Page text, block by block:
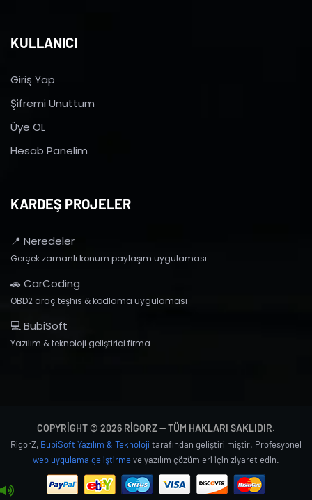
KULLANICI
Giriş Yap
Şifremi Unuttum
Üye OL
Hesab Panelim
KARDEŞ PROJELER
📍 Neredeler
Gerçek zamanlı konum paylaşım uygulaması
🚗 CarCoding
OBD2 araç teşhis & kodlama uygulaması
💻 BubiSoft
Yazılım & teknoloji geliştirici firma
COPYRIGHT © 2026 RIGORZ — TÜM HAKLARI SAKLIDIR.
RigorZ, BubiSoft Yazılım & Teknoloji tarafından geliştirilmiştir. Profesyonel
web uygulama geliştirmeve yazılım çözümleri için ziyaret edin.